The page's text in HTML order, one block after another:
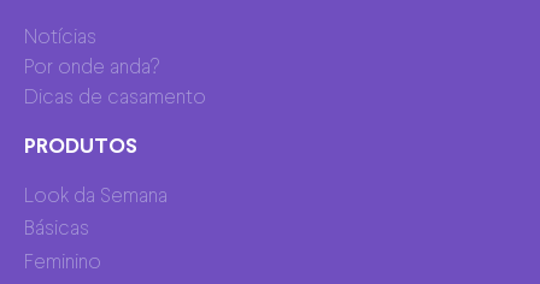
Notícias
Por onde anda?
Dicas de casamento
PRODUTOS
Look da Semana
Básicas
Feminino